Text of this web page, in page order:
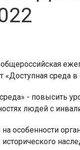
1-5
«Доступная среда
- повысить
людей с
особенности